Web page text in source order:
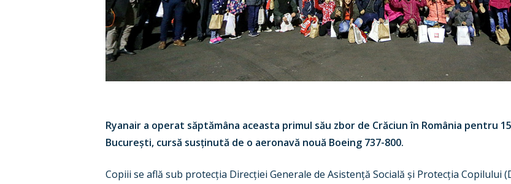
Ryanair a operat săptămâna aceasta primul său zbor de Crăciun în România pentru
București, cursă susținută de o aeronavă nouă Boeing 737-800.
Copiii se află sub protecția Direcției Generale de Asistență Socială și Protecția Copilului